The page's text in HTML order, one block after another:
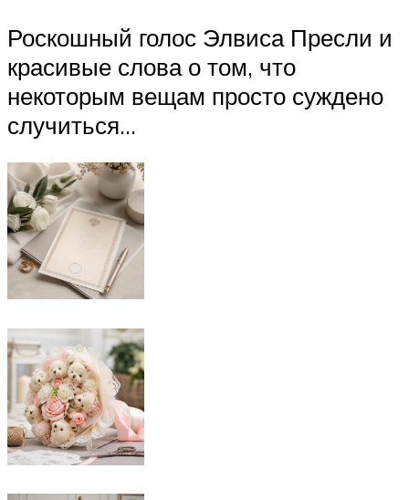
Роскошный голос Элвиса Пресли и
красивые слова о том, что
некоторым вещам просто суждено
случиться…